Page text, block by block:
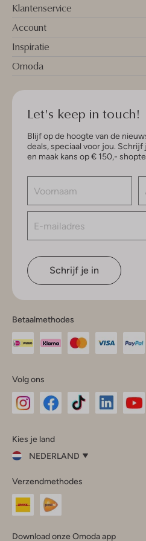
Klantenservice
Account
Inspiratie
Omoda
Let's keep in touch!
Blijf op de hoogte van de
deals, speciaal voor jou.
en maak kans op € 150,-
Schrijf je in
Betaalmethodes
Volg ons
InstagramFacebook
Kies je land
NEDERLAND
je
land
Nederland
Verzendmethodes
Download onze Omoda app